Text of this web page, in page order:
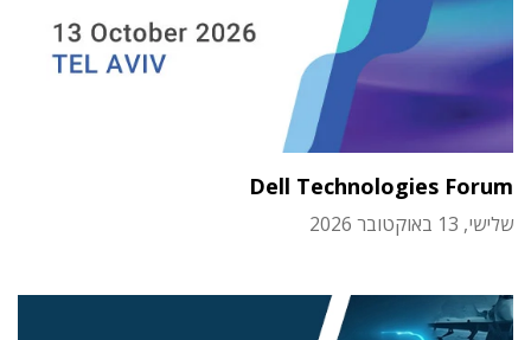
Dell Technologies Forum
שלישי, 13 באוקטובר 2026